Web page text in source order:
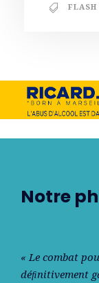
FLASH
Notre
« Le combat
déﬁnitivement